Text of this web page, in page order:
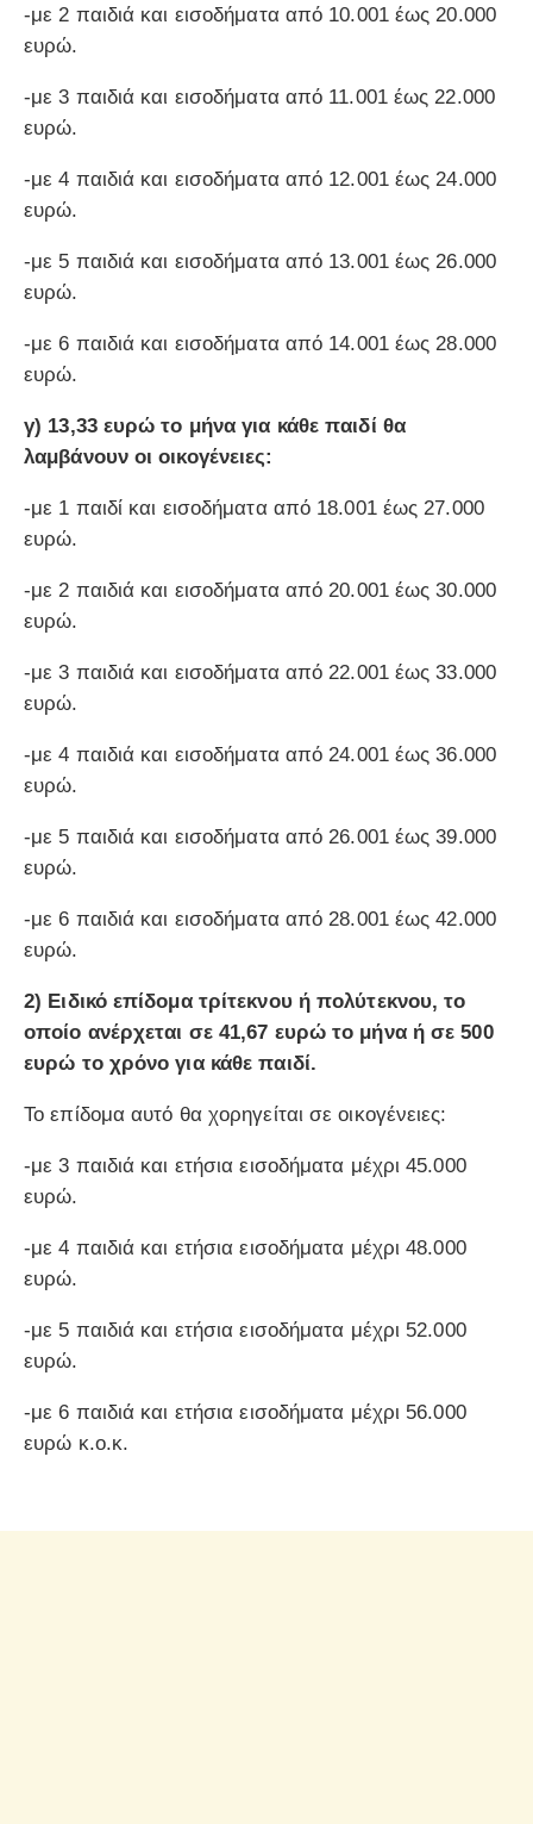
-με 2 παιδιά και εισοδήματα από 10.001 έως 20.000
ευρώ.
-με 3 παιδιά και εισοδήματα από 11.001 έως 22.000
ευρώ.
-με 4 παιδιά και εισοδήματα από 12.001 έως 24.000
ευρώ.
-με 5 παιδιά και εισοδήματα από 13.001 έως 26.000
ευρώ.
-με 6 παιδιά και εισοδήματα από 14.001 έως 28.000
ευρώ.
γ) 13,33 ευρώ το μήνα για κάθε παιδί θα
λαμβάνουν οι οικογένειες:
-με 1 παιδί και εισοδήματα από 18.001 έως 27.000
ευρώ.
-με 2 παιδιά και εισοδήματα από 20.001 έως 30.000
ευρώ.
-με 3 παιδιά και εισοδήματα από 22.001 έως 33.000
ευρώ.
-με 4 παιδιά και εισοδήματα από 24.001 έως 36.000
ευρώ.
-με 5 παιδιά και εισοδήματα από 26.001 έως 39.000
ευρώ.
-με 6 παιδιά και εισοδήματα από 28.001 έως 42.000
ευρώ.
2) Ειδικό επίδομα τρίτεκνου ή πολύτεκνου, το
οποίο ανέρχεται σε 41,67 ευρώ το μήνα ή σε 500
ευρώ το χρόνο για κάθε παιδί.
Το επίδομα αυτό θα χορηγείται σε οικογένειες:
-με 3 παιδιά και ετήσια εισοδήματα μέχρι 45.000
ευρώ.
-με 4 παιδιά και ετήσια εισοδήματα μέχρι 48.000
ευρώ.
-με 5 παιδιά και ετήσια εισοδήματα μέχρι 52.000
ευρώ.
-με 6 παιδιά και ετήσια εισοδήματα μέχρι 56.000
ευρώ κ.ο.κ.